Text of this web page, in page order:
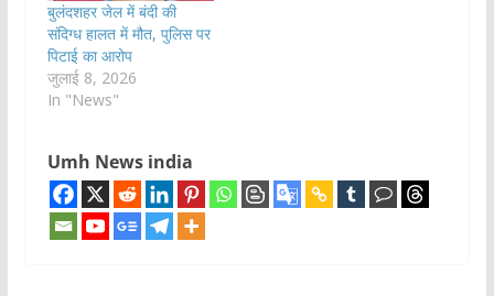
बुलंदशहर जेल में बंदी की
संदिग्ध हालत में मौत, पुलिस पर
पिटाई का आरोप
जुलाई 8, 2026
In "News"
Umh News india